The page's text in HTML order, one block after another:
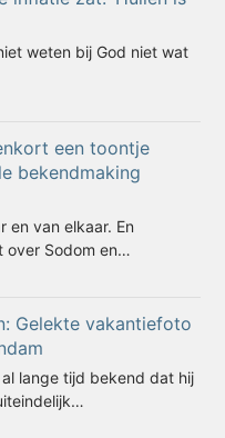
weten bij God niet wat
een toontje
bekendmaking
en van elkaar. En
over Sodom en…
Gelekte vakantiefoto
lange tijd bekend dat hij